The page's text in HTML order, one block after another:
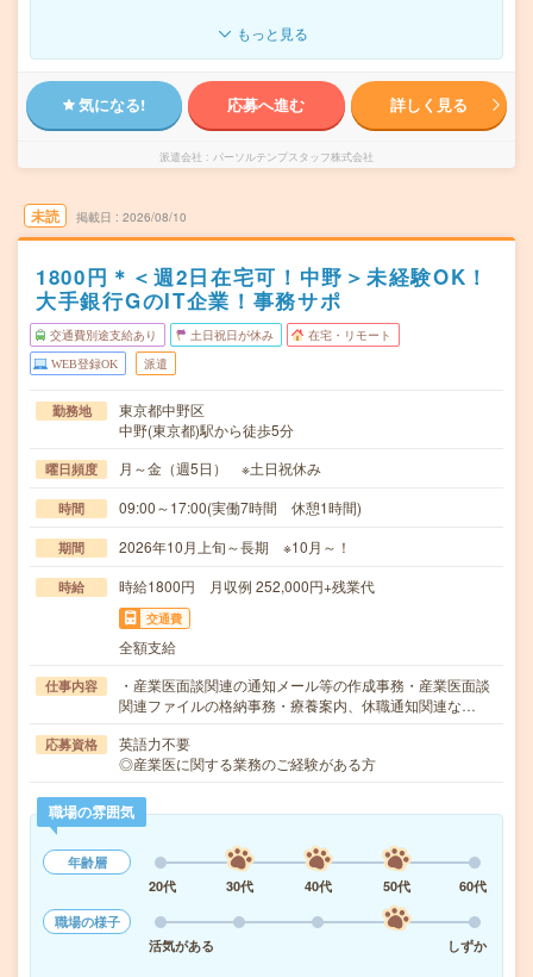
もっと見る
気になる! 応募へ進む 詳しく見る
派遣会社 パーソルテンプスタッフ株式会社
未読 掲載日 2026/08/10
1800円＊＜週2日在宅可！中野＞未経験OK！
大手銀行GのIT企業！事務サポ
交通費別途支給あり 土日祝日が休み 在宅・リモート
WEB登録OK 派遣
勤務地
東京都中野区
中野(東京都)駅から徒歩5分
曜日頻度 月～金（週5日） ※土日祝休み
時間 09:00～17:00(実働7時間 休憩1時間)
期間 2026年10月上旬～長期 ※10月～！
時給 時給1800円 月収例 252,000円+残業代
交通費
全額支給
仕事内容
・産業医面談関連の通知メール等の作成事務・産業医面談
関連ファイルの格納事務・療養案内、休職通知関連な…
応募資格
英語力不要
◎産業医に関する業務のご経験がある方
職場の雰囲気
年齢層
20代
30代 40代 50代
60代
職場の様子
活気がある
しずか